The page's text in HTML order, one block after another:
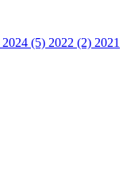
2024 (5) 2022 (2) 2021